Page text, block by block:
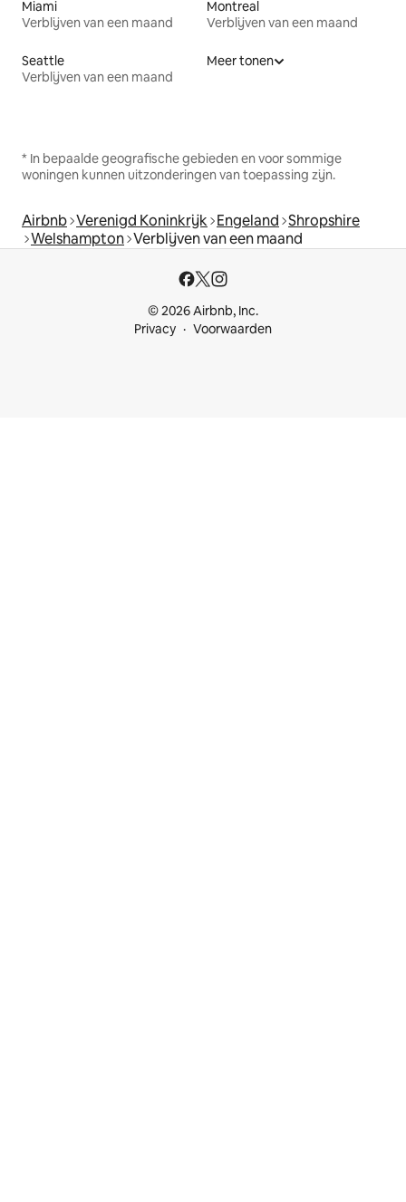
Miami
Verblijven van een maand
Montreal
Verblijven van een maand
Seattle
Verblijven van een maand
Meer tonen
* In bepaalde geografische gebieden en voor sommige
woningen kunnen uitzonderingen van toepassing zijn.
Airbnb Verenigd Koninkrijk Engeland Shropshire
Welshampton Verblijven van een maand
© 2026 Airbnb, Inc.
Privacy
Voorwaarden